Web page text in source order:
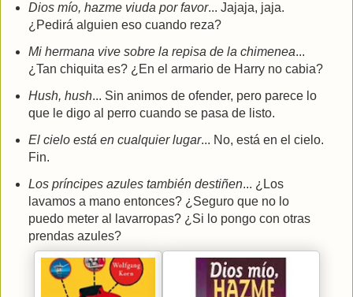
Dios mío, hazme viuda por favor... Jajaja, jaja.
¿Pedirá alguien eso cuando reza?
Mi hermana vive sobre la repisa de la chimenea...
¿Tan chiquita es? ¿En el armario de Harry no cabia?
Hush, hush... Sin animos de ofender, pero parece lo
que le digo al perro cuando se pasa de listo.
El cielo está en cualquier lugar... No, está en el cielo.
Fin.
Los príncipes azules también destiñen... ¿Los
lavamos a mano entonces? ¿Seguro que no lo
puedo meter al lavarropas? ¿Si lo pongo con otras
prendas azules?